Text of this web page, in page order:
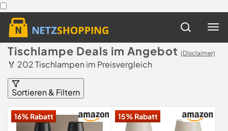
Tischlampe Deals im Angebot (Disclaimer)
🏅 202 Tischlampen im Preisvergleich
Sortieren & Filtern
16% Rabatt 15% Rabatt